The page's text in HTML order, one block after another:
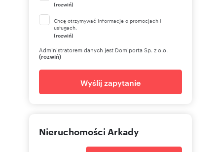
obsługującym wiele innych branż.
Obiekt w tej chwili generuje zyski z najmu.
Istnieje możliwość przejęcia obecnego najemcy.
Cena podana w ofercie jest ceną netto, do której
należy doliczyć podatek VAT 23%
Polecamy i zapraszamy na prezentację
(rozwiń)
Chcę otrzymywać informacje o promocjach i
usługach.
(rozwiń)
Administratorem danych jest Domiporta Sp. z o.o.
(rozwiń)
Wyślij zapytanie
Nieruchomości Arkady